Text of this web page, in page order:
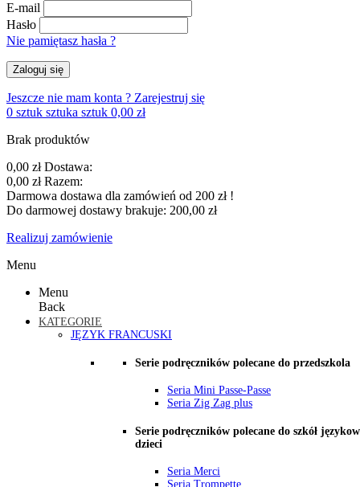
E-mail
Hasło
Nie pamiętasz hasła ?
Zaloguj się
Jeszcze nie mam konta ? Zarejestruj się
0 sztuk sztuka sztuk 0,00 zł
Brak produktów
0,00 złDostawa:
0,00 zł Razem:
Darmowa dostawa dla zamówień od 200 zł !
Do darmowej dostawy brakuje: 200,00 zł
Realizuj zamówienie
Menu
Menu
Back
KATEGORIE
JĘZYK FRANCUSKI
Serie podręczników polecane do przedszkola
Seria Mini Passe-Passe
Seria Zig Zag plus
Serie podręczników polecane do szkół
dzieci
Seria Merci
Seria Trompette